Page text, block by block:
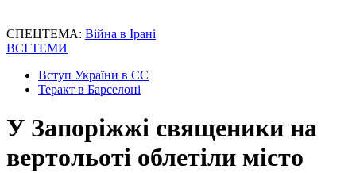
СПЕЦТЕМА: Війна в Ірані
ВСІ ТЕМИ
Вступ України в ЄС
Теракт в Барселоні
У Запоріжжі священики на
вертольоті облетіли місто